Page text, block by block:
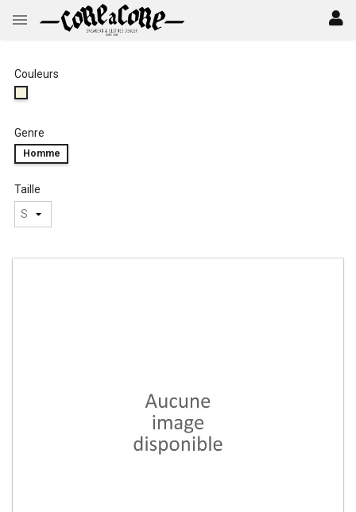
Couleurs
Genre
Homme
Taille